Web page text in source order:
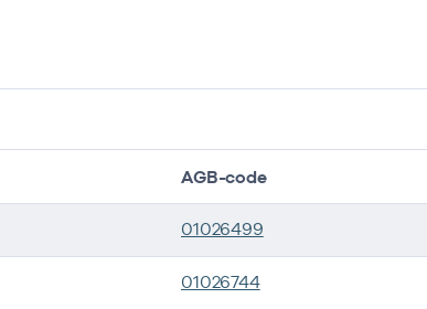
AGB-code
01026499
01026744